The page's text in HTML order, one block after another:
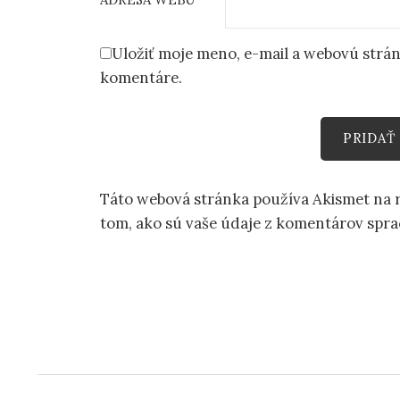
Uložiť moje meno, e-mail a webovú
komentáre.
Táto webová stránka používa Akismet na
tom, ako sú vaše údaje z komentárov